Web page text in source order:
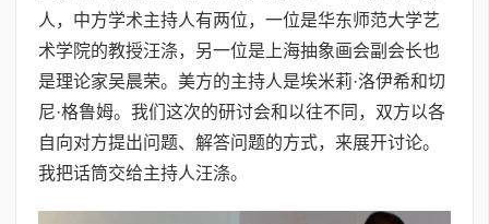
人，中方学术主持人有两位，一位是华东师范大学艺
术学院的教授汪涤，另一位是上海抽象画会副会长也
是理论家吴晨荣。美方的主持人是埃米莉·洛伊希和切
尼·格鲁姆。我们这次的研讨会和以往不同，双方以各
自向对方提出问题、解答问题的方式，来展开讨论。
我把话筒交给主持人汪涤。